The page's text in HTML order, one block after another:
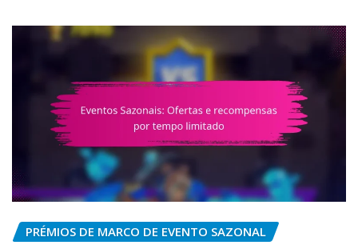
PRÉMIOS DE MARCO DE EVENTO SAZONAL